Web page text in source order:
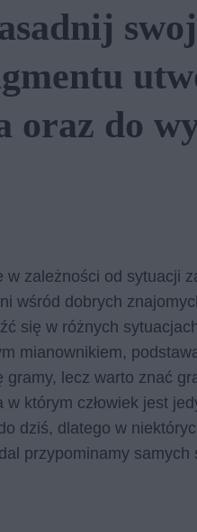
oraz do
w zależności od sytuacji
wśród dobrych
się w różnych
mianownikiem,
lecz warto znać
w którym człowiek jest
dziś, dlatego w
przypominamy samych